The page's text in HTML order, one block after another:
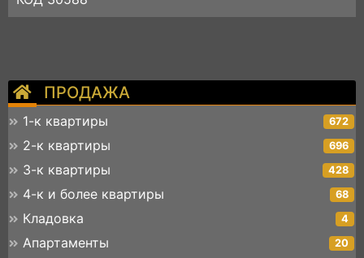
ПРОДАЖА
1-к квартиры 672
2-к квартиры 696
3-к квартиры 428
4-к и более квартиры 68
Кладовка 4
Апартаменты 20